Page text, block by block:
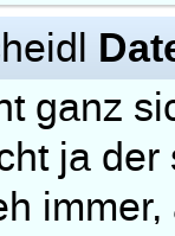
ganz
ja